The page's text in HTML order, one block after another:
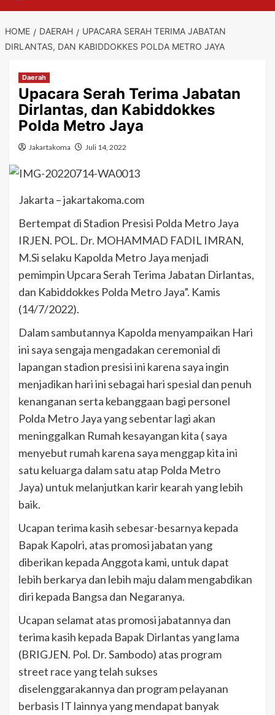
HOME DAERAH
UPACARA SERAH TERIMA JABATAN
DIRLANTAS, DAN KABIDDOKKES POLDA METRO JAYA
Daerah
Upacara Serah Terima Jabatan
Dirlantas, dan Kabiddokkes
Polda Metro Jaya
Jakartakoma Juli 14, 2022
Jakarta – jakartakoma.com
Bertempat di Stadion Presisi Polda Metro Jaya
IRJEN. POL. Dr. MOHAMMAD FADIL IMRAN,
M.Si selaku Kapolda Metro Jaya menjadi
pemimpin Upcara Serah Terima Jabatan Dirlantas,
dan Kabiddokkes Polda Metro Jaya”. Kamis
(14/7/2022).
Dalam sambutannya Kapolda menyampaikan Hari
ini saya sengaja mengadakan ceremonial di
lapangan stadion presisi ini karena saya ingin
menjadikan hari ini sebagai hari spesial dan penuh
kenanganan serta kebanggaan bagi personel
Polda Metro Jaya yang sebentar lagi akan
meninggalkan Rumah kesayangan kita ( saya
menyebut rumah karena saya menggap kita ini
satu keluarga dalam satu atap Polda Metro
Jaya) untuk melanjutkan karir kearah yang lebih
baik.
Ucapan terima kasih sebesar-besarnya kepada
Bapak Kapolri, atas promosi jabatan yang
diberikan kepada Anggota kami, untuk dapat
lebih berkarya dan lebih maju dalam mengabdikan
diri kepada Bangsa dan Negaranya.
Ucapan selamat atas promosi jabatannya dan
terima kasih kepada Bapak Dirlantas yang lama
(BRIGJEN. Pol. Dr. Sambodo) atas program
street race yang telah sukses
diselenggarakannya dan program pelayanan
berbasis IT lainnya yang mendapat banyak